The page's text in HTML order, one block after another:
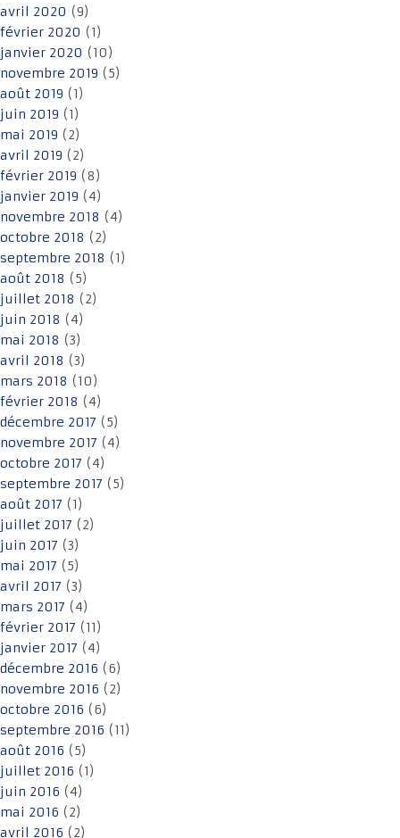
avril 2020 (9)
février 2020 (1)
janvier 2020 (10)
novembre 2019 (5)
août 2019 (1)
juin 2019 (1)
mai 2019 (2)
avril 2019 (2)
février 2019 (8)
janvier 2019 (4)
novembre 2018 (4)
octobre 2018 (2)
septembre 2018 (1)
août 2018 (5)
juillet 2018 (2)
juin 2018 (4)
mai 2018 (3)
avril 2018 (3)
mars 2018 (10)
février 2018 (4)
décembre 2017 (5)
novembre 2017 (4)
octobre 2017 (4)
septembre 2017 (5)
août 2017 (1)
juillet 2017 (2)
juin 2017 (3)
mai 2017 (5)
avril 2017 (3)
mars 2017 (4)
février 2017 (11)
janvier 2017 (4)
décembre 2016 (6)
novembre 2016 (2)
octobre 2016 (6)
septembre 2016 (11)
août 2016 (5)
juillet 2016 (1)
juin 2016 (4)
mai 2016 (2)
avril 2016 (2)